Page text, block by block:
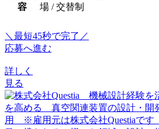
容
場 / 交替制
＼最短45秒で完了／
応募へ進む
詳しく
見る